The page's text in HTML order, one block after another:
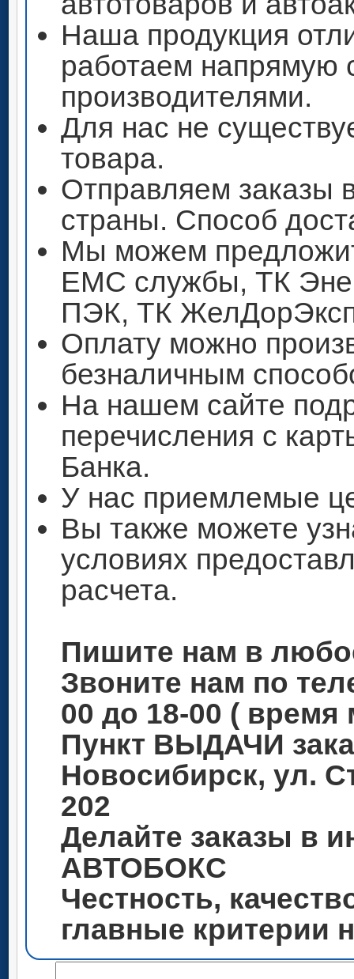
Наша продукция
работаем напрямую
производителями.
Для нас не
товара.
Отправляем заказы
страны. Способ
Мы можем
ЕМС службы, ТК
ПЭК, ТК
Оплату можно
безналичным
На нашем сайте
перечисления с
Банка.
У нас приемлемые
Вы также можете
условиях
расчета.
Пишите нам в
Звоните нам по
00 до 18-00 ( время
Пункт ВЫДАЧИ
Новосибирск, ул.
202
Делайте заказы в
АВТОБОКС
Честность,
главные критерии